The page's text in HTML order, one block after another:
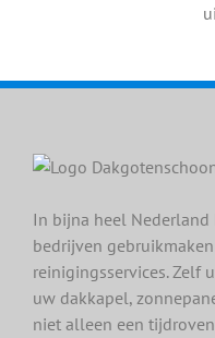
In bijna heel
bedrijven
reinigingsservices. Zelf
uw dakkapel,
niet alleen een